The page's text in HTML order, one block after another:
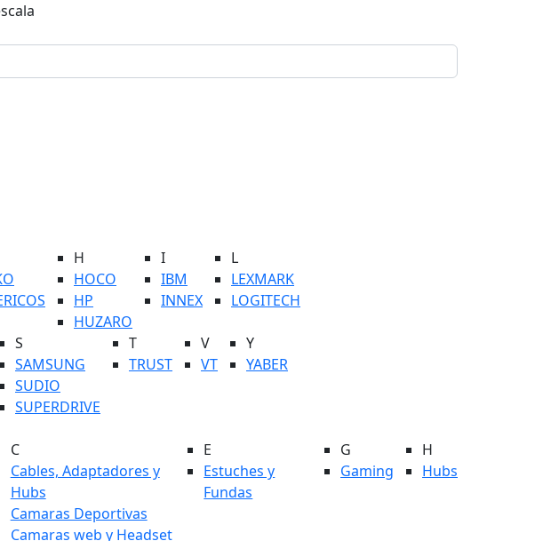
H
HOCO
HP
HUZARO
I
IBM
INNEX
L
LEXMARK
LOGITECH
S
SAMSUNG
SUDIO
SUPERDRIVE
T
TRUST
V
VT
Y
YABER
C
Cables, Adaptadores y
Hubs
Camaras Deportivas
Camaras web y Headset
E
Estuches y
Fundas
G
Gaming
H
Hubs